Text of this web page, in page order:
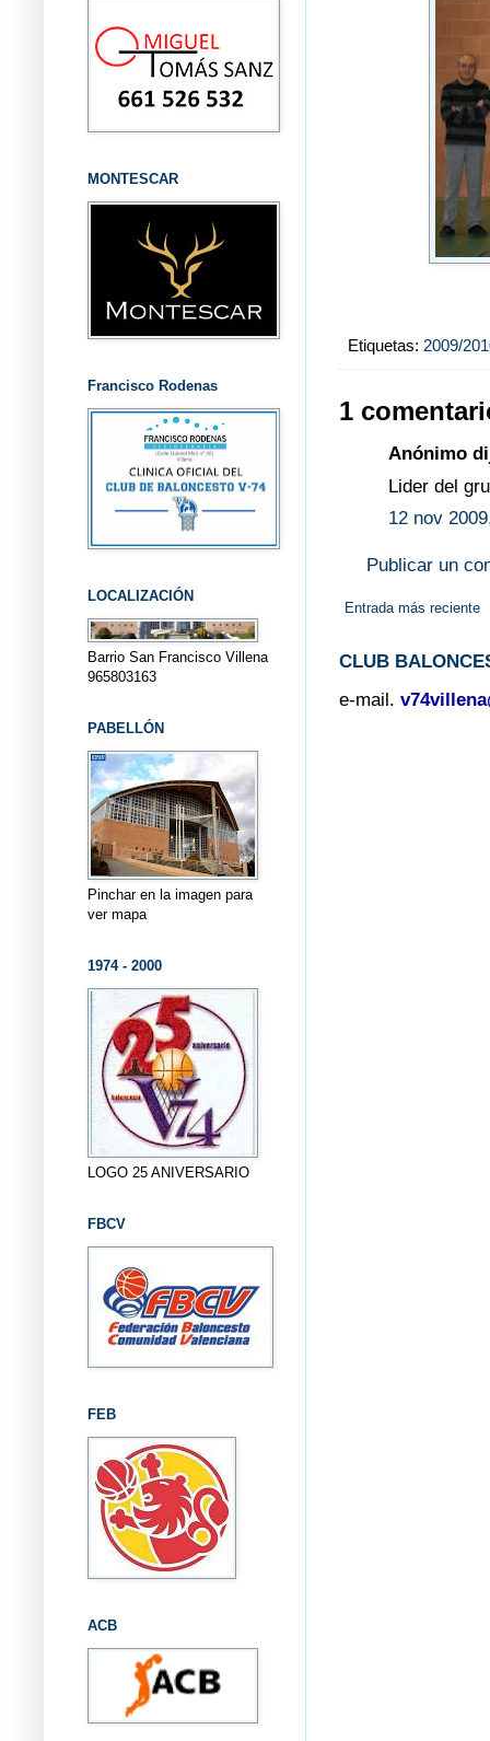
Etiquetas: 2009/
1
Anónimo
Lider del
12 nov
Publicar un
Entrada más reciente
CLUB
e-mail.
MONTESCAR
Francisco Rodenas
LOCALIZACIÓN
Barrio San Francisco Villena
965803163
PABELLÓN
Pinchar en la imagen para
ver mapa
1974 - 2000
LOGO 25 ANIVERSARIO
FBCV
FEB
ACB